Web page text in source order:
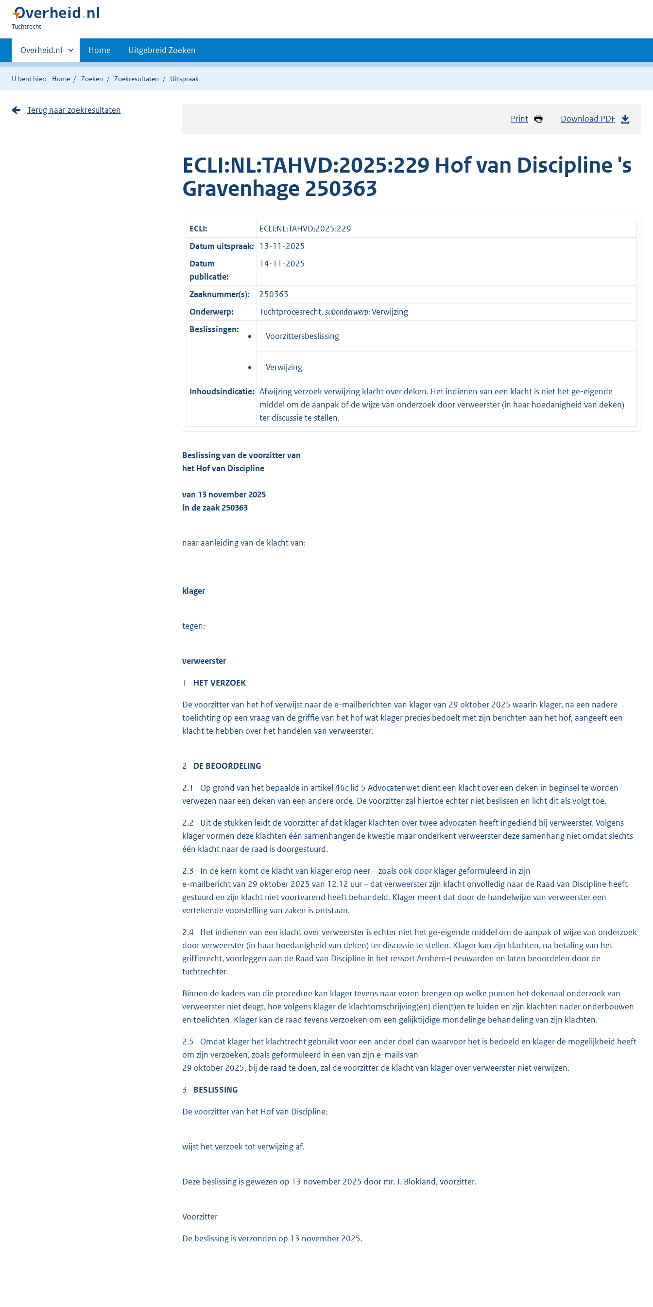
U
hier:
Tuchtrecht
Primaire
navigatie
Andere
sites
binnen
Overheid.nl Home Uitgebreid Zoeken
U bent hier: Home Zoeken Zoekresultaten Uitspraak
Print Download PDF
ECLI:NL:TAHVD:2025:229 Hof van Discipline 's
Gravenhage 250363
ECLI:
ECLI:NL:TAHVD:2025:229
Datum uitspraak:
13-11-2025
Datum
publicatie:
14-11-2025
Zaaknummer(s):
250363
Onderwerp:
Tuchtprocesrecht,subonderwerp:Verwijzing
Beslissingen:
Voorzittersbeslissing
Verwijzing
Inhoudsindicatie: Afwijzing verzoek verwijzing klacht over deken. Het indienen van een klacht is niet het ge-eigende
middel om de aanpak of de wijze van onderzoek door verweerster (in haar hoedanigheid van deken)
ter discussie te stellen.
Beslissing van de voorzitter van
het Hof van Discipline
van 13 november 2025
in de zaak 250363
naar aanleiding van de klacht van:
klager
tegen:
verweerster
1 HET VERZOEK
De voorzitter van het hof verwijst naar de e-mailberichten van klager van 29 oktober 2025 waarin klager, na een nadere
toelichting op een vraag van de griffie van het hof wat klager precies bedoelt met zijn berichten aan het hof, aangeeft een
klacht te hebben over het handelen van verweerster.
2 DE BEOORDELING
2.1 Op grond van het bepaalde in artikel 46c lid 5 Advocatenwet dient een klacht over een deken in beginsel te worden
verwezen naar een deken van een andere orde. De voorzitter zal hiertoe echter niet beslissen en licht dit als volgt toe.
2.2 Uit de stukken leidt de voorzitter af dat klager klachten over twee advocaten heeft ingediend bij verweerster. Volgens
klager vormen deze klachten één samenhangende kwestie maar onderkent verweerster deze samenhang niet omdat slechts
één klacht naar de raad is doorgestuurd.
2.3 In de kern komt de klacht van klager erop neer – zoals ook door klager geformuleerd in zijn
e-mailbericht van 29 oktober 2025 van 12.12 uur – dat verweerster zijn klacht onvolledig naar de Raad van Discipline heeft
gestuurd en zijn klacht niet voortvarend heeft behandeld. Klager meent dat door de handelwijze van verweerster een
vertekende voorstelling van zaken is ontstaan.
2.4 Het indienen van een klacht over verweerster is echter niet het ge-eigende middel om de aanpak of wijze van onderzoek
door verweerster (in haar hoedanigheid van deken) ter discussie te stellen. Klager kan zijn klachten, na betaling van het
griffierecht, voorleggen aan de Raad van Discipline in het ressort Arnhem-Leeuwarden en laten beoordelen door de
tuchtrechter.
Binnen de kaders van die procedure kan klager tevens naar voren brengen op welke punten het dekenaal onderzoek van
verweerster niet deugt, hoe volgens klager de klachtomschrijving(en) dien(t)en te luiden en zijn klachten nader onderbouwen
en toelichten. Klager kan de raad tevens verzoeken om een gelijktijdige mondelinge behandeling van zijn klachten.
2.5 Omdat klager het klachtrecht gebruikt voor een ander doel dan waarvoor het is bedoeld en klager de mogelijkheid heeft
om zijn verzoeken, zoals geformuleerd in een van zijn e-mails van
29 oktober 2025, bij de raad te doen, zal de voorzitter de klacht van klager over verweerster niet verwijzen.
3 BESLISSING
De voorzitter van het Hof van Discipline:
wijst het verzoek tot verwijzing af.
Deze beslissing is gewezen op 13 november 2025 door mr. J. Blokland, voorzitter.
Voorzitter
De beslissing is verzonden op 13 november 2025.
Terug naar zoekresultaten